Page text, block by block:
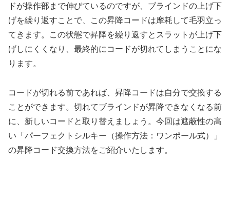
ドが操作部まで伸びているのですが、ブラインドの上げ下
げを繰り返すことで、この昇降コードは摩耗して毛羽立っ
てきます。この状態で昇降を繰り返すとスラットが上げ下
げしにくくなり、最終的にコードが切れてしまうことにな
ります。
コードが切れる前であれば、昇降コードは自分で交換する
ことができます。切れてブラインドが昇降できなくなる前
に、新しいコードと取り替えましょう。今回は遮蔽性の高
い「パーフェクトシルキー（操作方法：ワンポール式）」
の昇降コード交換方法をご紹介いたします。